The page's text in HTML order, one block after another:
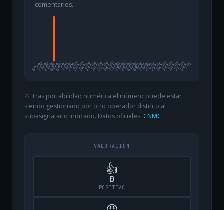
comentarios.
09/02
16/0223/0202/0309/0316/0323/0330/0306/0413/0420/0427/0404/0511/0518/0525/0501/0608/0615/0622/0629/0606/0713/0720/0727/07
03/08
⚠️ Tras portabilidad numérica el número puede estar
siendo gestionado por otro operador distinto al
subasignatario indicado. Datos oficiales: CNMC.
VALORACIÓN
👍
0
POSITIVO